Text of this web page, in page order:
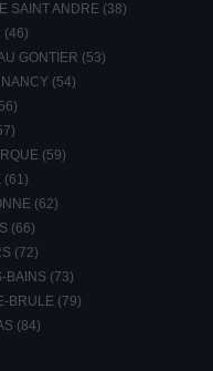
SAINT ANDRE (38)
(46)
GONTIER (53)
(54)
(59)
(61)
(62)
(66)
(72)
BAINS (73)
BRULE (79)
(84)